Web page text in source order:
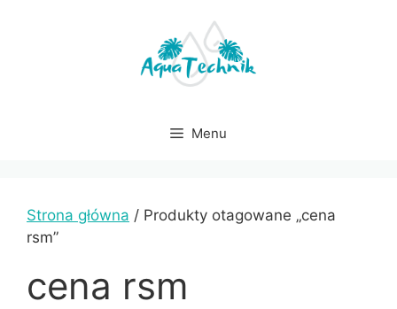
Menu
Strona główna / Produkty otagowane „cena
rsm”
cena rsm